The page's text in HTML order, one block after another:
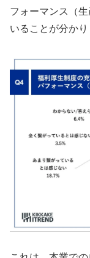
フォーマンス（
いることが分かり